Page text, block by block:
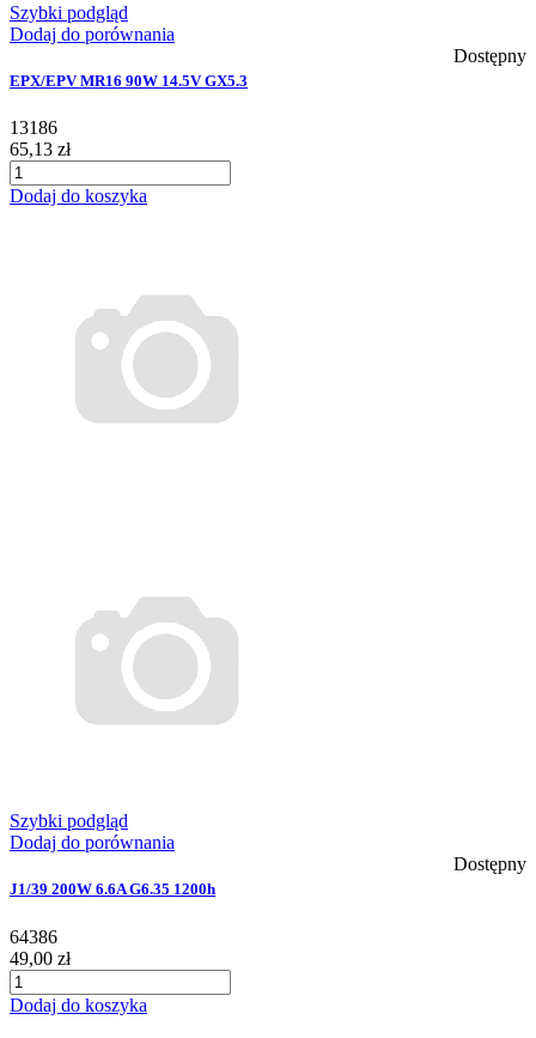
Szybki podgląd
Dodaj do porównania
Dostępny
EPX/EPV MR16 90W 14.5V GX5.3
13186
65,13 zł
Dodaj do koszyka
Szybki podgląd
Dodaj do porównania
Dostępny
J1/39 200W 6.6A G6.35 1200h
64386
49,00 zł
Dodaj do koszyka